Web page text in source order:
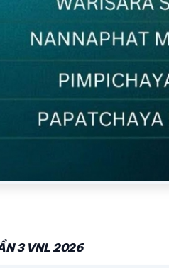
3 VNL 2026